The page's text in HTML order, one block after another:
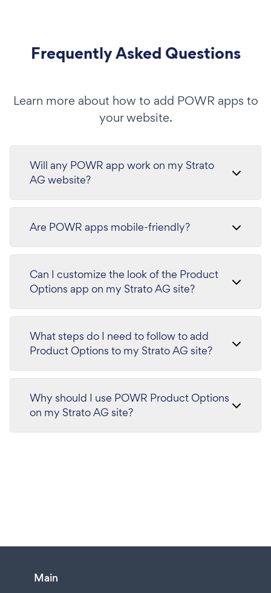
Frequently Asked Questions
Learn more about how to add POWR apps to
your website.
Will any POWR app work on my Strato
AG website?
Are POWR apps mobile-friendly?
Can I customize the look of the Product
Options app on my Strato AG site?
What steps do I need to follow to add
Product Options to my Strato AG site?
Why should I use POWR Product Options
on my Strato AG site?
Main